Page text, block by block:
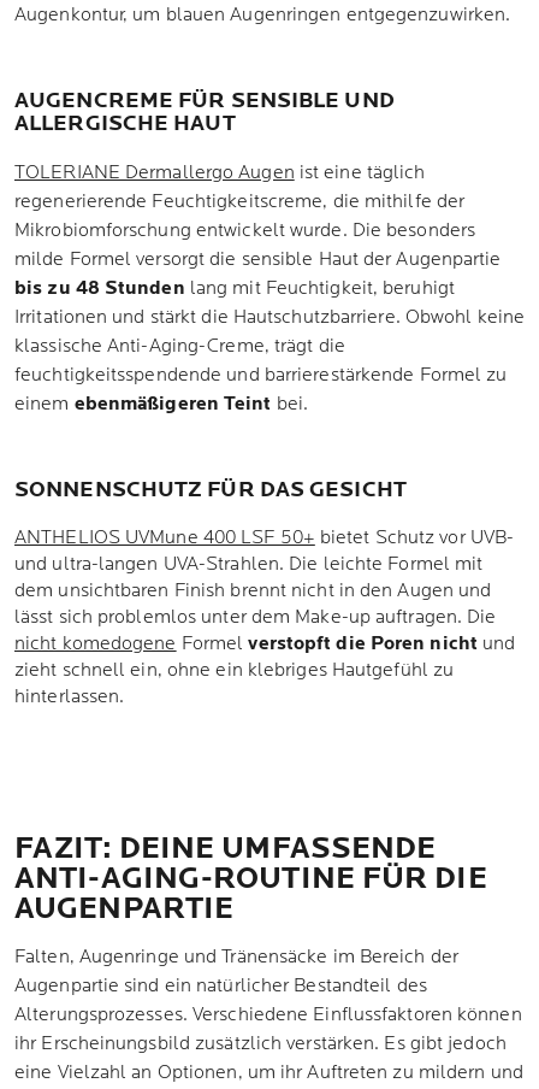
Augenkontur, um blauen Augenringen entgegenzuwirken.
AUGENCREME FÜR SENSIBLE UND
ALLERGISCHE HAUT
TOLERIANE Dermallergo Augen ist eine täglich
regenerierende Feuchtigkeitscreme, die mithilfe der
Mikrobiomforschung entwickelt wurde. Die besonders
milde Formel versorgt die sensible Haut der Augenpartie
bis zu 48 Stunden lang mit Feuchtigkeit, beruhigt
Irritationen und stärkt die Hautschutzbarriere. Obwohl keine
klassische Anti-Aging-Creme, trägt die
feuchtigkeitsspendende und barrierestärkende Formel zu
einem ebenmäßigeren Teint bei.
SONNENSCHUTZ FÜR DAS GESICHT
ANTHELIOS UVMune 400 LSF 50+ bietet Schutz vor UVB-
und ultra-langen UVA-Strahlen. Die leichte Formel mit
dem unsichtbaren Finish brennt nicht in den Augen und
lässt sich problemlos unter dem Make-up auftragen. Die
nicht komedogene Formelverstopft die Poren nicht und
zieht schnell ein, ohne ein klebriges Hautgefühl zu
hinterlassen.
FAZIT: DEINE UMFASSENDE
ANTI-AGING-ROUTINE FÜR DIE
AUGENPARTIE
Falten, Augenringe und Tränensäcke im Bereich der
Augenpartie sind ein natürlicher Bestandteil des
Alterungsprozesses. Verschiedene Einflussfaktoren können
ihr Erscheinungsbild zusätzlich verstärken. Es gibt jedoch
eine Vielzahl an Optionen, um ihr Auftreten zu mildern und